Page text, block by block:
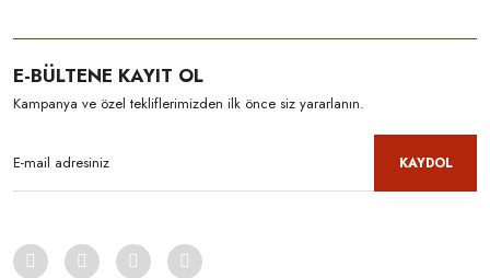
E-BÜLTENE KAYIT OL
Kampanya ve özel tekliflerimizden ilk önce siz yararlanın.
KAYDOL